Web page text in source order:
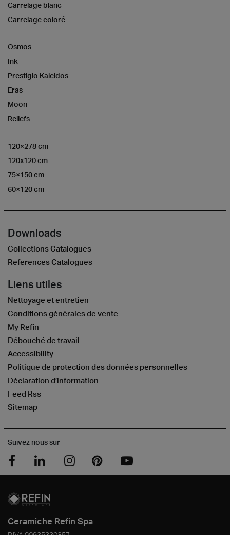
Carrelage blanc
Carrelage coloré
Osmos
Ink
Prestigio Kaleidos
Eras
Moon
Reliefs
120×278 cm
120x120 cm
75×150 cm
60×120 cm
Downloads
Collections Catalogues
References Catalogues
Liens utiles
Nettoyage et entretien
Conditions générales de vente
My Refin
Débouché de travail
Accessibility
Politique de protection des données personnelles
Déclaration d’information
Feed Rss
Sitemap
Suivez nous sur
Ceramiche Refin Spa